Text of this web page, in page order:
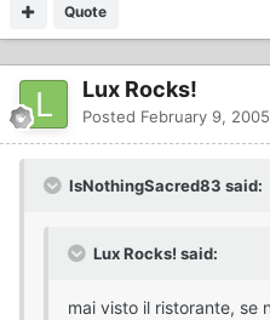
Quote
Lux Rocks!
Posted February 9,
IsNothingSacred83 said:
Lux Rocks! said:
mai visto il ristorante, se